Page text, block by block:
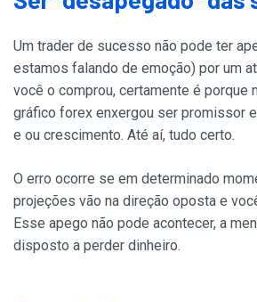
Um trader de sucesso não pode ter
estamos falando de emoção) por um
você o comprou, certamente é porque
gráfico forex enxergou ser promissor
e ou crescimento. Até aí, tudo certo.
O erro ocorre se em determinado
projeções vão na direção oposta e
Esse apego não pode acontecer, a
disposto a perder dinheiro.